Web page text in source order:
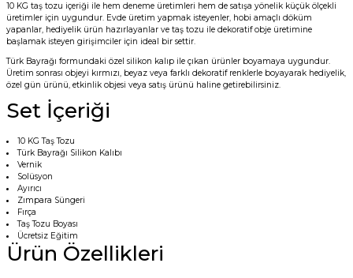
10 KG taş tozu içeriği ile hem deneme üretimleri hem de satışa yönelik küçük ölçekli
üretimler için uygundur. Evde üretim yapmak isteyenler, hobi amaçlı döküm
yapanlar, hediyelik ürün hazırlayanlar ve taş tozu ile dekoratif obje üretimine
başlamak isteyen girişimciler için ideal bir settir.
Türk Bayrağı formundaki özel silikon kalıp ile çıkan ürünler boyamaya uygundur.
Üretim sonrası objeyi kırmızı, beyaz veya farklı dekoratif renklerle boyayarak hediyelik,
özel gün ürünü, etkinlik objesi veya satış ürünü haline getirebilirsiniz.
Set İçeriği
10 KG Taş Tozu
Türk Bayrağı Silikon Kalıbı
Vernik
Solüsyon
Ayırıcı
Zımpara Süngeri
Fırça
Taş Tozu Boyası
Ücretsiz Eğitim
Ürün Özellikleri